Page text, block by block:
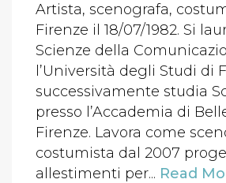
Artista, scenografa,
Firenze il 18/07/1982. Si
Scienze della
l’Università degli Studi di
successivamente studia
presso l’Accademia di
Firenze. Lavora come
costumista dal 2007
allestimenti per... Read